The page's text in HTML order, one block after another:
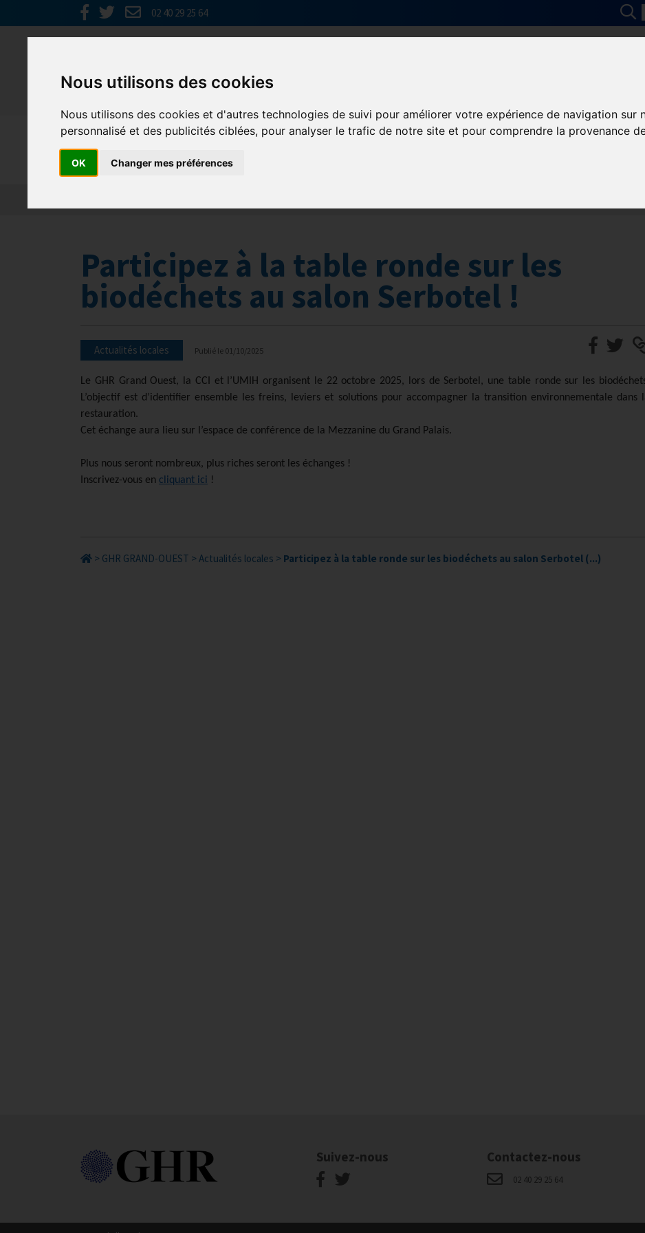
Nous utilisons des cookies
Nous utilisons des cookies et d'autres technologies de suivi pour améliorer votre expérience de navigation sur
personnalisé et des publicités ciblées, pour analyser le trafic de notre site et pour comprendre la provenance
OK Changer mes préférences
02 40 29 25 64
GHR GRAND-OUEST
Participez à la table ronde sur les
biodéchets au salon Serbotel !
Actualités locales Publié le 01/10/2025
Le GHR Grand Ouest, la CCI et l’UMIH organisent le 22 octobre 2025, lors de Serbotel, une table ronde sur les
L’objectif est d’identifier ensemble les freins, leviers et solutions pour accompagner la transition environnementale dans
restauration.
Cet échange aura lieu sur l’espace de conférence de la Mezzanine du Grand Palais.
Plus nous seront nombreux, plus riches seront les échanges !
Inscrivez-vous en cliquant ici !
> GHR GRAND-OUEST > Actualités locales > Participez à la table ronde sur les biodéchets au salon Serbotel (...)
Suivez-nous Contactez-nous
02 40 29 25 64